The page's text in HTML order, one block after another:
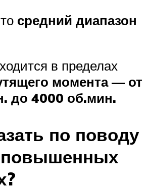
средний диапазон
в пределах
момента — от
до 4000 об.мин.
по поводу